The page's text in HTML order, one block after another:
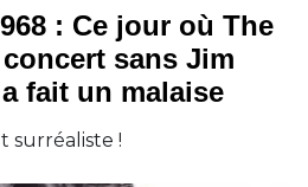
: Ce jour où The
sans Jim
fait un malaise
surréaliste !